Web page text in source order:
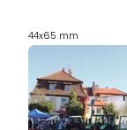
44x65 mm